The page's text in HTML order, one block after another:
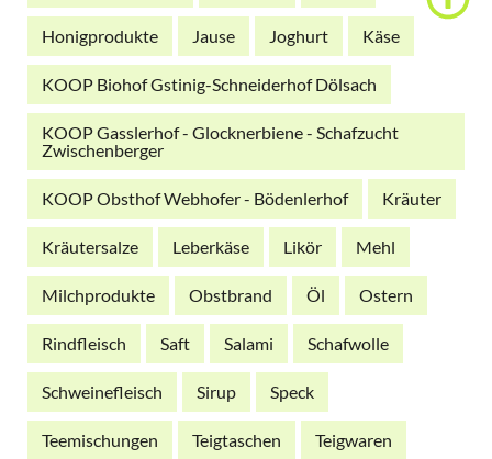
Honigprodukte Jause Joghurt Käse
KOOP Biohof Gstinig-Schneiderhof Dölsach
KOOP Gasslerhof - Glocknerbiene - Schafzucht
Zwischenberger
KOOP Obsthof Webhofer - Bödenlerhof Kräuter
Kräutersalze Leberkäse Likör Mehl
Milchprodukte Obstbrand Öl Ostern
Rindfleisch Saft Salami Schafwolle
Schweinefleisch Sirup Speck
Teemischungen Teigtaschen Teigwaren